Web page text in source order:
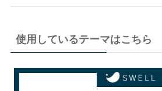
使用しているテーマはこちら